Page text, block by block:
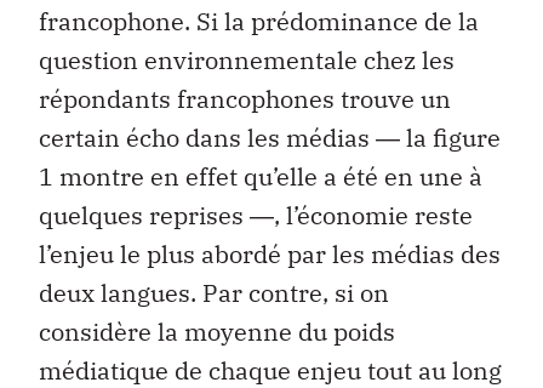
francophone. Si la prédominance de la
question environnementale chez les
répondants francophones trouve un
certain écho dans les médias ― la figure
1 montre en effet qu’elle a été en une à
quelques reprises ―, l’économie reste
l’enjeu le plus abordé par les médias des
deux langues. Par contre, si on
considère la moyenne du poids
médiatique de chaque enjeu tout au long